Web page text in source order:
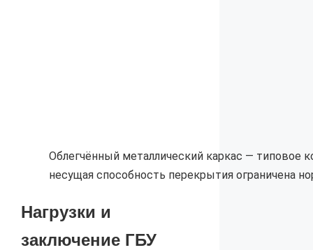
Облегчённый металлический каркас — типовое
несущая способность перекрытия ограничена
Нагрузки и
заключение ГБУ